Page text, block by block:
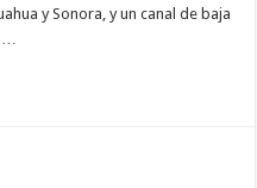
y Sonora, y un canal de baja